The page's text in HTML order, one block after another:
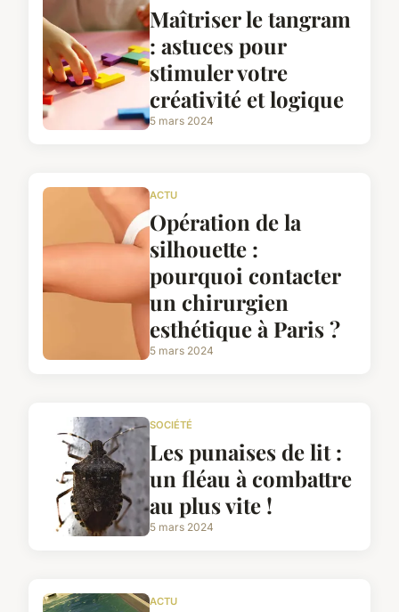
Maîtriser le tangram
: astuces pour
stimuler votre
créativité et logique
5 mars 2024
ACTU
Opération de la
silhouette :
pourquoi contacter
un chirurgien
esthétique à Paris ?
5 mars 2024
SOCIÉTÉ
Les punaises de lit :
un fléau à combattre
au plus vite !
5 mars 2024
ACTU